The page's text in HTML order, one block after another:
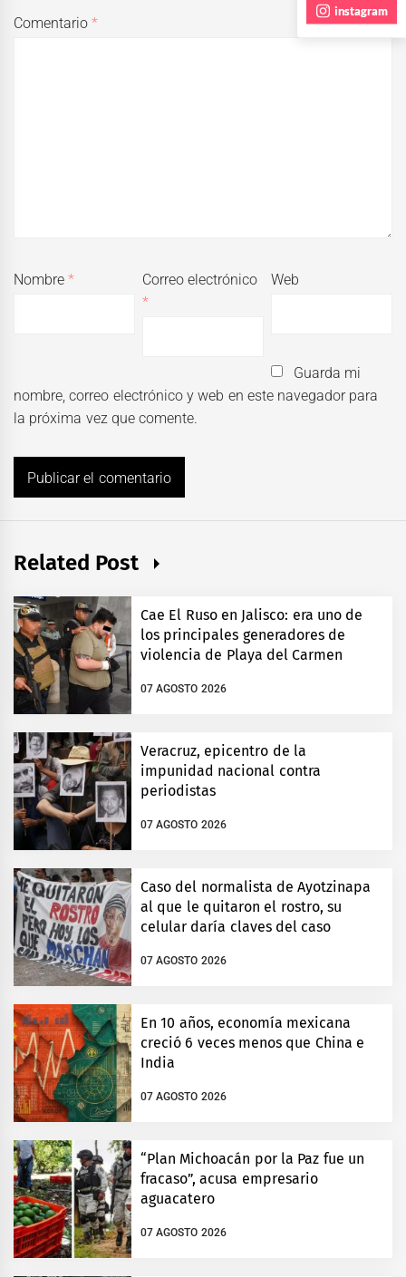
Comentario*
Nombre*
Correo electrónico
*
Web
Guarda mi
nombre, correo electrónico y web en este navegador para
la próxima vez que comente.
Related Post
Cae El Ruso en Jalisco: era uno de
los principales generadores de
violencia de Playa del Carmen
07 AGOSTO 2026
Veracruz, epicentro de la
impunidad nacional contra
periodistas
07 AGOSTO 2026
Caso del normalista de Ayotzinapa
al que le quitaron el rostro, su
celular daría claves del caso
07 AGOSTO 2026
En 10 años, economía mexicana
creció 6 veces menos que China e
India
07 AGOSTO 2026
“Plan Michoacán por la Paz fue un
fracaso”, acusa empresario
aguacatero
07 AGOSTO 2026
instagram